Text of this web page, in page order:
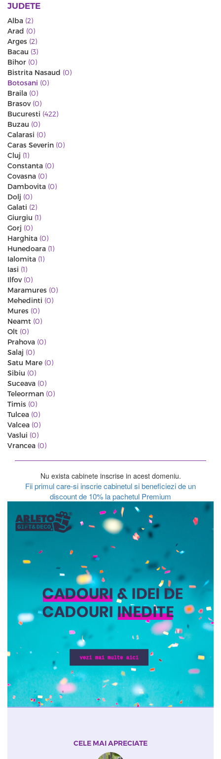
JUDETE
Alba (2)
Arad (0)
Arges (2)
Bacau (3)
Bihor (0)
Bistrita Nasaud (0)
Botosani (0)
Braila (0)
Brasov (0)
Bucuresti (422)
Buzau (0)
Calarasi (0)
Caras Severin (0)
Cluj (1)
Constanta (0)
Covasna (0)
Dambovita (0)
Dolj (0)
Galati (2)
Giurgiu (1)
Gorj (0)
Harghita (0)
Hunedoara (1)
Ialomita (1)
Iasi (1)
Ilfov (0)
Maramures (0)
Mehedinti (0)
Mures (0)
Neamt (0)
Olt (0)
Prahova (0)
Salaj (0)
Satu Mare (0)
Sibiu (0)
Suceava (0)
Teleorman (0)
Timis (0)
Tulcea (0)
Valcea (0)
Vaslui (0)
Vrancea (0)
Nu exista cabinete inscrise in acest domeniu.
Fii primul care-si inscrie cabinetul si beneficiezi de un
discount de 10% la pachetul Premium
CELE MAI APRECIATE